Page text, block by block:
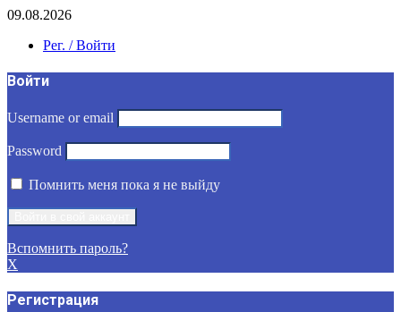
09.08.2026
Рег. / Войти
Войти
Username or email
Password
Помнить меня пока я не выйду
Вспомнить пароль?
X
Регистрация